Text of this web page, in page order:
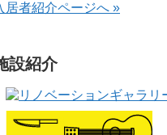
居者紹介ページへ »
設紹介